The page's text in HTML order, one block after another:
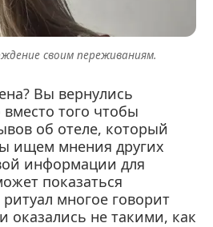
своим переживаниям.
Вы вернулись
того чтобы
об отеле, который
ищем мнения других
информации для
показаться
многое говорит
не такими, как